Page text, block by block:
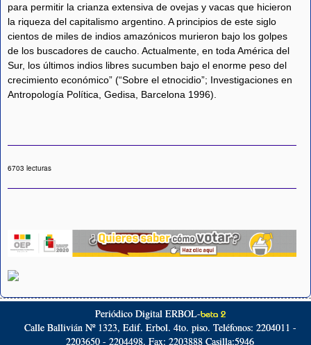
para permitir la crianza extensiva de ovejas y vacas que hicieron
la riqueza del capitalismo argentino. A principios de este siglo
cientos de miles de indios amazónicos murieron bajo los golpes
de los buscadores de caucho. Actualmente, en toda América del
Sur, los últimos indios libres sucumben bajo el enorme peso del
crecimiento económico” (“Sobre el etnocidio”; Investigaciones en
Antropología Política, Gedisa, Barcelona 1996).
6703 lecturas
Periódico Digital ERBOL-beta 2
Calle Ballivián Nº 1323, Edif. Erbol. 4to. piso. Teléfonos: 2204011 -
2203650 - 2204498. Fax: 2203888 Casilla:5946